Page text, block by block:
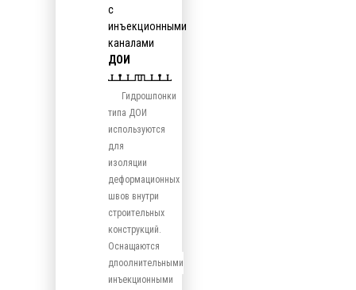
с
инъекционными
каналами
ДОИ
Гидрошпонки
типа ДОИ
используются
для
изоляции
деформационных
швов внутри
строительных
конструкций.
Оснащаются
дпоолнительными
инъекционными